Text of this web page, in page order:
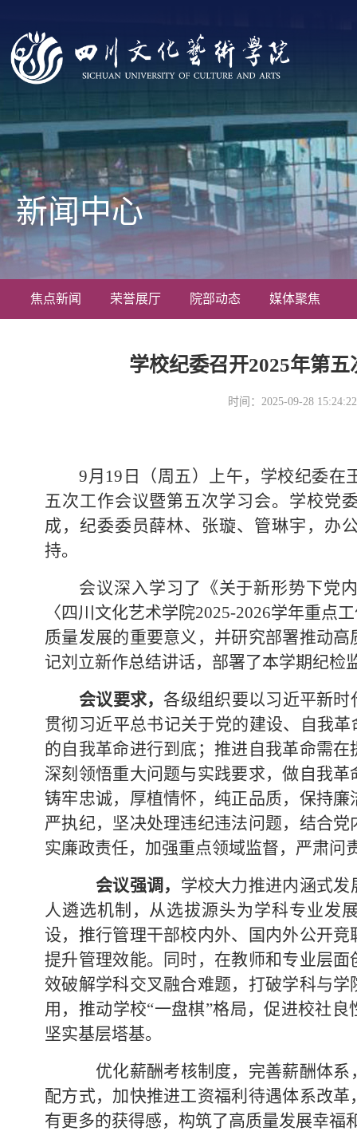
焦点新闻 荣誉展厅 院部动态 媒体聚焦
新闻中心
学校纪委召开2025年第
时间：2025-09-28
9月19日（周五）上午，学校纪委在
五次工作会议暨第五次学习会。学校党
成，纪委委员薛林、张璇、管琳宇，办
持。
会议深入学习了《关于新形势下党
〈四川文化艺术学院2025-2026学年重点
质量发展的重要意义，并研究部署推动
记刘立新作总结讲话，部署了本学期纪检
会议要求，各级组织要以习近平新
贯彻习近平总书记关于党的建设、自我
的自我革命进行到底；推进自我革命需
深刻领悟重大问题与实践要求，做自我
铸牢忠诚，厚植情怀，纯正品质，保持
严执纪，坚决处理违纪违法问题，结合
实廉政责任，加强重点领域监督，严肃问
会议强调， 学校大力推进内涵式
人遴选机制，从选拔源头为学科专业发
设，推行管理干部校内外、国内外公开
提升管理效能。同时，在教师和专业层
效破解学科交叉融合难题，打破学科与
用，推动学校“一盘棋”格局，促进校社
坚实基层塔基。
优化薪酬考核制度，完善薪酬体
配方式，加快推进工资福利待遇体系改
有更多的获得感，构筑了高质量发展幸福